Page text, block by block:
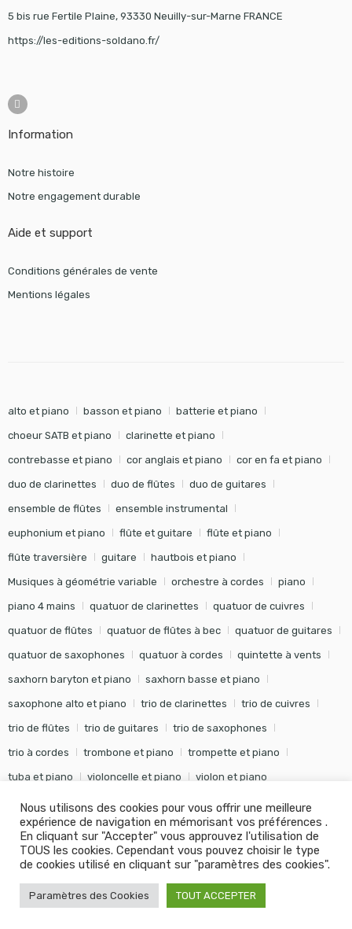
5 bis rue Fertile Plaine, 93330 Neuilly-sur-Marne FRANCE
https://les-editions-soldano.fr/
Information
Notre histoire
Notre engagement durable
Aide et support
Conditions générales de vente
Mentions légales
alto et piano basson et piano batterie et piano
choeur SATB et piano clarinette et piano
contrebasse et piano cor anglais et piano cor en fa et piano
duo de clarinettes duo de flûtes duo de guitares
ensemble de flûtes ensemble instrumental
euphonium et piano flûte et guitare flûte et piano
flûte traversière guitare hautbois et piano
Musiques à géométrie variable orchestre à cordes piano
piano 4 mains quatuor de clarinettes quatuor de cuivres
quatuor de flûtes quatuor de flûtes à bec quatuor de guitares
quatuor de saxophones quatuor à cordes quintette à vents
saxhorn baryton et piano saxhorn basse et piano
saxophone alto et piano trio de clarinettes trio de cuivres
trio de flûtes trio de guitares trio de saxophones
trio à cordes trombone et piano trompette et piano
tuba et piano violoncelle et piano violon et piano
© Editions Soldano - Tous droits réservés - Conception Khalid
KANOUF Agence Digitale
Nous utilisons des cookies pour vous offrir une meilleure
expérience de navigation en mémorisant vos préférences .
En cliquant sur "Accepter" vous approuvez l'utilisation de
TOUS les cookies. Cependant vous pouvez choisir le type
de cookies utilisé en cliquant sur "paramètres des cookies".
Paramètres des Cookies TOUT ACCEPTER